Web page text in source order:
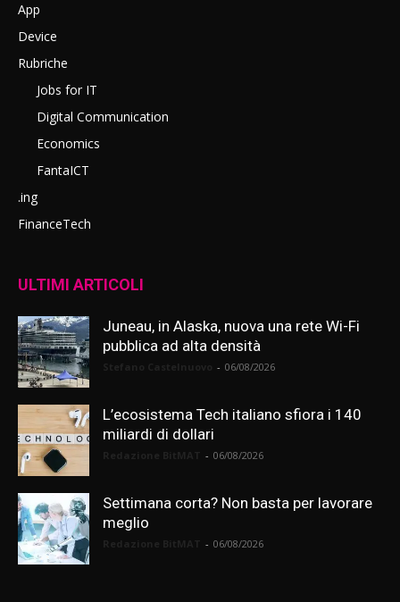
App
Device
Rubriche
Jobs for IT
Digital Communication
Economics
FantaICT
.ing
FinanceTech
ULTIMI ARTICOLI
Juneau, in Alaska, nuova una rete Wi-Fi
pubblica ad alta densità
- 06/08/2026
L’ecosistema Tech italiano sfiora i 140
miliardi di dollari
- 06/08/2026
Settimana corta? Non basta per lavorare
meglio
- 06/08/2026